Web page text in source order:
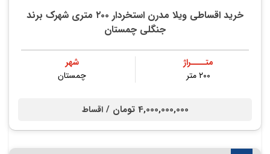
خرید اقساطی ویلا مدرن استخردار ۲۰۰ متری شهرک برند
جنگلی چمستان
متــــراژ
۲۰۰ متر
شهر
چمستان
4,000,000,000 تومان / اقساط